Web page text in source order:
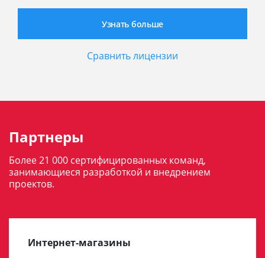
Узнать больше
Сравнить лицензии
Партнеры
Более 21 000 сертифицированных команд,
занимающиеся разработкой и внедрением
проектов.
Интернет-магазины